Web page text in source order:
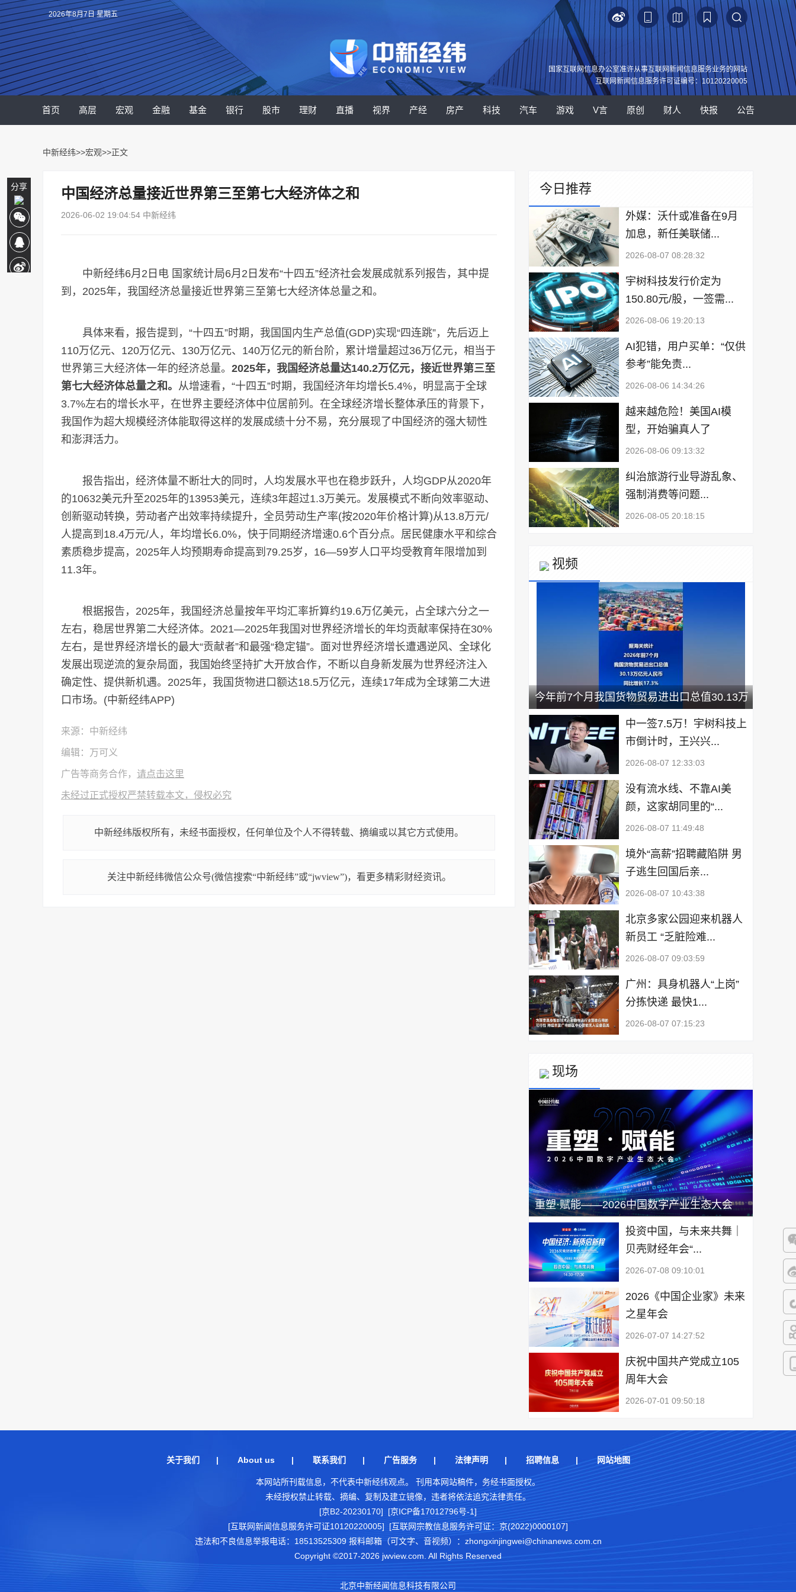
微
微
抖
快
分享
2026年8月7日 星期五
国家互联网信息办公室准许从事互联网新闻信息服务业务的网站
互联网新闻信息服务许可证编号：10120220005
首页 高层 宏观 金融 基金 银行 股市 理财 直播 视界 产经 房产 科技 汽车 游戏 V言 原创 财人 快报 公告
中新经纬>>宏观>>正文
中国经济总量接近世界第三至第七大经济体之和
2026-06-02 19:04:54 中新经纬
中新经纬6月2日电 国家统计局6月2日发布“十四五”经济社会发展成就系列报告，其中提
到，2025年，我国经济总量接近世界第三至第七大经济体总量之和。
具体来看，报告提到，“十四五”时期，我国国内生产总值(GDP)实现“四连跳”，先后迈上
110万亿元、120万亿元、130万亿元、140万亿元的新台阶，累计增量超过36万亿元，相当于
世界第三大经济体一年的经济总量。 2025年，我国经济总量达140.2万亿元，接近世界第三至
第七大经济体总量之和。 从增速看，“十四五”时期，我国经济年均增长5.4%，明显高于全球
3.7%左右的增长水平，在世界主要经济体中位居前列。在全球经济增长整体承压的背景下，
我国作为超大规模经济体能取得这样的发展成绩十分不易，充分展现了中国经济的强大韧性
和澎湃活力。
报告指出，经济体量不断壮大的同时，人均发展水平也在稳步跃升，人均GDP从2020年
的10632美元升至2025年的13953美元，连续3年超过1.3万美元。发展模式不断向效率驱动、
创新驱动转换，劳动者产出效率持续提升，全员劳动生产率(按2020年价格计算)从13.8万元/
人提高到18.4万元/人，年均增长6.0%，快于同期经济增速0.6个百分点。居民健康水平和综合
素质稳步提高，2025年人均预期寿命提高到79.25岁，16—59岁人口平均受教育年限增加到
11.3年。
根据报告，2025年，我国经济总量按年平均汇率折算约19.6万亿美元，占全球六分之一
左右，稳居世界第二大经济体。2021—2025年我国对世界经济增长的年均贡献率保持在30%
左右，是世界经济增长的最大“贡献者”和最强“稳定锚”。面对世界经济增长遭遇逆风、全球化
发展出现逆流的复杂局面，我国始终坚持扩大开放合作，不断以自身新发展为世界经济注入
确定性、提供新机遇。2025年，我国货物进口额达18.5万亿元，连续17年成为全球第二大进
口市场。(中新经纬APP)
来源：中新经纬
编辑：万可义
广告等商务合作， 请点击这里
未经过正式授权严禁转载本文，侵权必究
中新经纬版权所有，未经书面授权，任何单位及个人不得转载、摘编或以其它方式使用。
关注中新经纬微信公众号(微信搜索“中新经纬”或“jwview”)，看更多精彩财经资讯。
今日推荐
外媒：沃什或准备在9月
加息，新任美联储...
2026-08-07 08:28:32
宇树科技发行价定为
150.80元/股，一签需...
2026-08-06 19:20:13
AI犯错，用户买单：“仅供
参考”能免责...
2026-08-06 14:34:26
越来越危险！美国AI模
型，开始骗真人了
2026-08-06 09:13:32
纠治旅游行业导游乱象、
强制消费等问题...
2026-08-05 20:18:15
视频
今年前7个月我国货物贸易进出口总值30.13万
亿元
中一签7.5万！宇树科技上
市倒计时，王兴兴...
2026-08-07 12:33:03
没有流水线、不靠AI美
颜，这家胡同里的“...
2026-08-07 11:49:48
境外“高薪”招聘藏陷阱 男
子逃生回国后亲...
2026-08-07 10:43:38
北京多家公园迎来机器人
新员工 “乏脏险难...
2026-08-07 09:03:59
广州：具身机器人“上岗”
分拣快递 最快1...
2026-08-07 07:15:23
现场
重塑·赋能——2026中国数字产业生态大会
投资中国，与未来共舞｜
贝壳财经年会“...
2026-07-08 09:10:01
2026《中国企业家》未来
之星年会
2026-07-07 14:27:52
庆祝中国共产党成立105
周年大会
2026-07-01 09:50:18
关于我们 | About us| 联系我们 | 广告服务| 法律声明 | 招聘信息 | 网站地图
本网站所刊载信息，不代表中新经纬观点。 刊用本网站稿件，务经书面授权。
未经授权禁止转载、摘编、复制及建立镜像，违者将依法追究法律责任。
[京B2-20230170] [京ICP备17012796号-1]
[互联网新闻信息服务许可证10120220005]
[互联网宗教信息服务许可证：京(2022)0000107]
违法和不良信息举报电话：18513525309 报料邮箱（可文字、音视频）：zhongxinjingwei@chinanews.com.cn
Copyright ©2017-2026 jwview.com. All Rights Reserved
北京中新经闻信息科技有限公司